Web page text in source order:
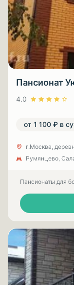
Пансионат
4.0
от 1 100 ₽ в
г.Москва,
Румянцево,
Пансионаты для